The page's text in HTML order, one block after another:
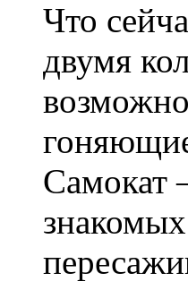
Что
двумя
Самокат